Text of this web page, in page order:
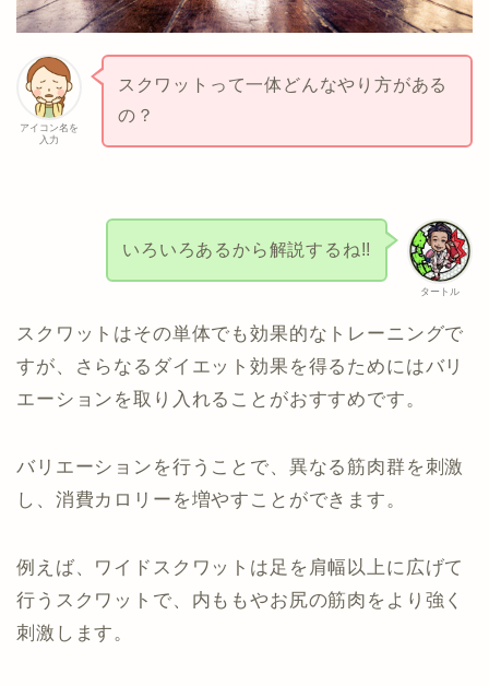
アイコン名を
入力
スクワットって一体どんなやり方がある
の？
タートル
いろいろあるから解説するね!!
スクワットはその単体でも効果的なトレーニングで
すが、さらなるダイエット効果を得るためにはバリ
エーションを取り入れることがおすすめです。
バリエーションを行うことで、異なる筋肉群を刺激
し、消費カロリーを増やすことができます。
例えば、ワイドスクワットは足を肩幅以上に広げて
行うスクワットで、内ももやお尻の筋肉をより強く
刺激します。